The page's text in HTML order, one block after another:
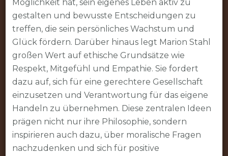
Möglichkeit hat, sein eigenes Leben aktiv zu
gestalten und bewusste Entscheidungen zu
treffen, die sein persönliches Wachstum und
Glück fördern. Darüber hinaus legt Marion Stahl
großen Wert auf ethische Grundsätze wie
Respekt, Mitgefühl und Empathie. Sie fordert
dazu auf, sich für eine gerechtere Gesellschaft
einzusetzen und Verantwortung für das eigene
Handeln zu übernehmen. Diese zentralen Ideen
prägen nicht nur ihre Philosophie, sondern
inspirieren auch dazu, über moralische Fragen
nachzudenken und sich für positive